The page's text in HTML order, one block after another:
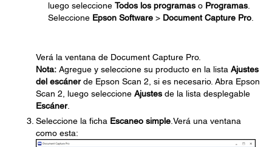
luego seleccione Todos los programas o Programas
Seleccione Epson Software > Document Capture Pro
Verá la ventana de Document Capture Pro.
Nota: Agregue y seleccione su producto en la lista Ajustes
del escánerde Epson Scan 2, si es necesario. Abra Epson
Scan 2, luego seleccione Ajustes de la lista desplegable
Escáner.
Seleccione la ficha Escaneo simple .Verá una ventana
como esta: